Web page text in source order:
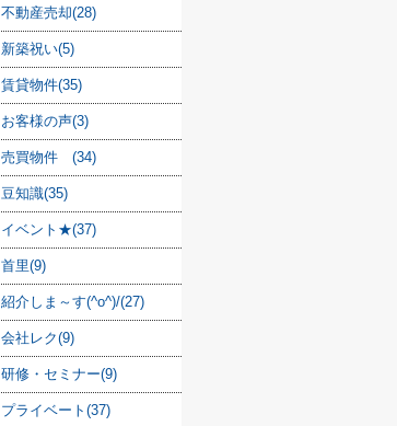
不動産売却(28)
新築祝い(5)
賃貸物件(35)
お客様の声(3)
売買物件 (34)
豆知識(35)
イベント★(37)
首里(9)
紹介しま～す(^o^)/(27)
会社レク(9)
研修・セミナー(9)
プライベート(37)